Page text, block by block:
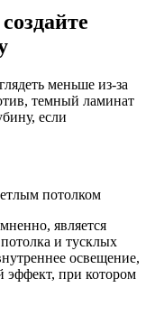
меньше из-за
темный ламинат
если
потолком
является
и тусклых
освещение,
эффект, при котором